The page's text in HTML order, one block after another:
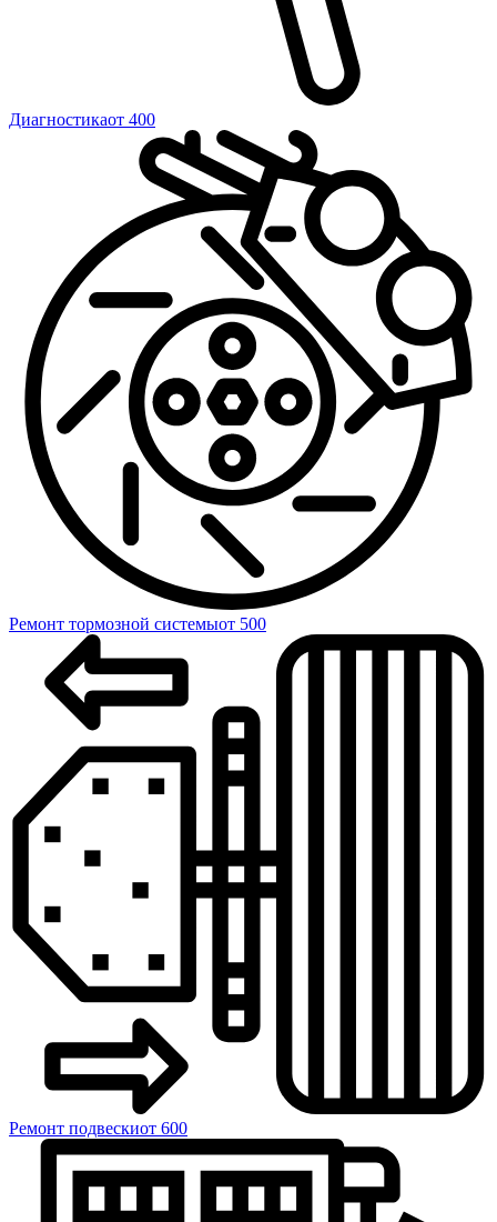
Диагностикаот 400
Ремонт тормозной системыот 500
Ремонт подвескиот 600